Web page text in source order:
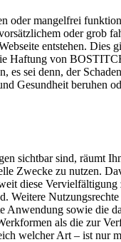
oder mangelfrei
oder grob
entstehen.
Haftung von
es sei denn, der
Gesundheit beruhen
sichtbar sind, räumt
Zwecke zu nutzen.
diese
Weitere
Anwendung sowie
als die zur
welcher Art – ist nur